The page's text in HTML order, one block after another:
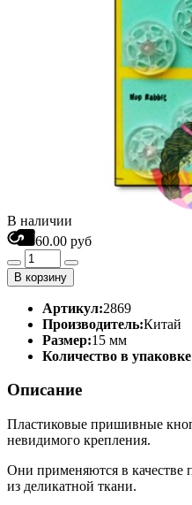
В наличии
60.00 руб
В корзину
Артикул:2869
Производитель:Китай
Размер:15 мм
Количество в
Описание
Пластиковые пришивные
невидимого крепления.
Они применяются в качестве
из деликатной ткани.